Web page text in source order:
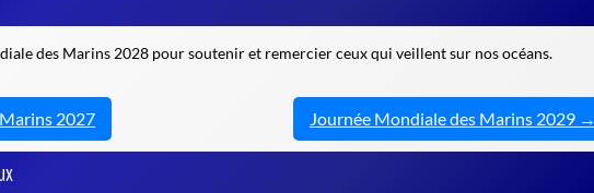
des Marins 2028 pour soutenir et remercier ceux qui veillent sur nos océans.
2027 Journée Mondiale des Marins 2029 →